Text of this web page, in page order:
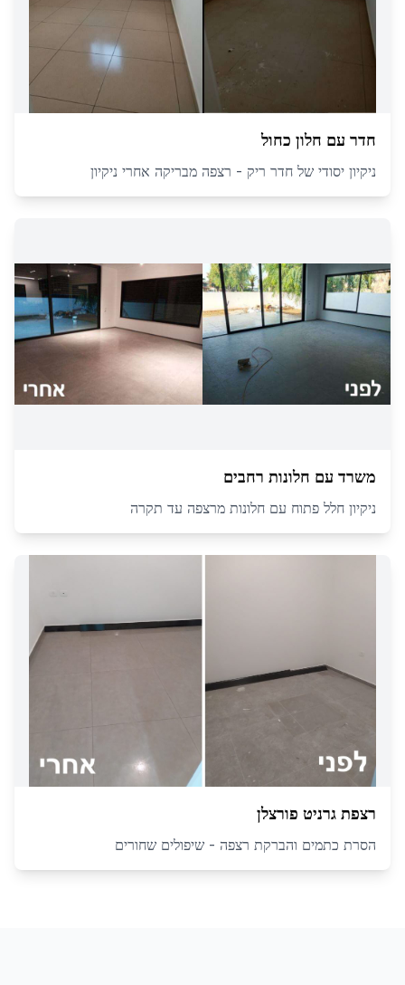
חדר עם חלון כחול
ניקיון יסודי של חדר ריק - רצפה מבריקה אחרי ניקיון
משרד עם חלונות רחבים
ניקיון חלל פתוח עם חלונות מרצפה עד תקרה
רצפת גרניט פורצלן
הסרת כתמים והברקת רצפה - שיפולים שחורים